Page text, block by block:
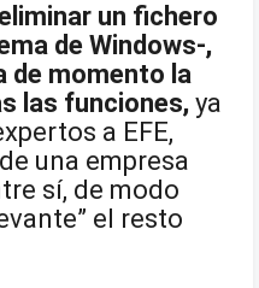
un fichero
de Windows-,
de momento la
las funciones, ya
a EFE,
una empresa
sí, de modo
el resto